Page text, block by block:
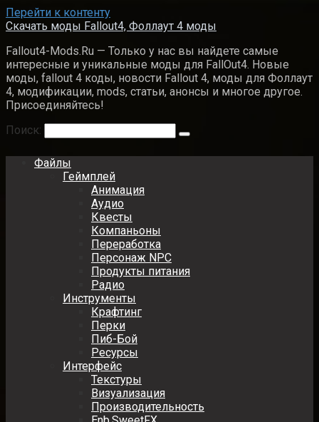
Перейти к контенту
Скачать моды Fallout4, Фоллаут 4 моды
Fallout4-Mods.Ru — Только у нас вы найдете самые
интересные и уникальные моды для FallOut4. Новые
моды, fallout 4 коды, новости Fallout 4, моды для Фоллаут
4, модификации, mods, статьи, анонсы и многое другое.
Присоединяйтесь!
Поиск:
Файлы
Геймплей
Анимация
Аудио
Квесты
Компаньоны
Переработка
Персонаж NPC
Продукты питания
Радио
Инструменты
Крафтинг
Перки
Пиб-Бой
Ресурсы
Интерфейс
Текстуры
Визуализация
Производительность